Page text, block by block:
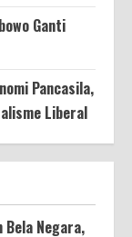
Ganti
Pancasila,
Liberal
Bela Negara,